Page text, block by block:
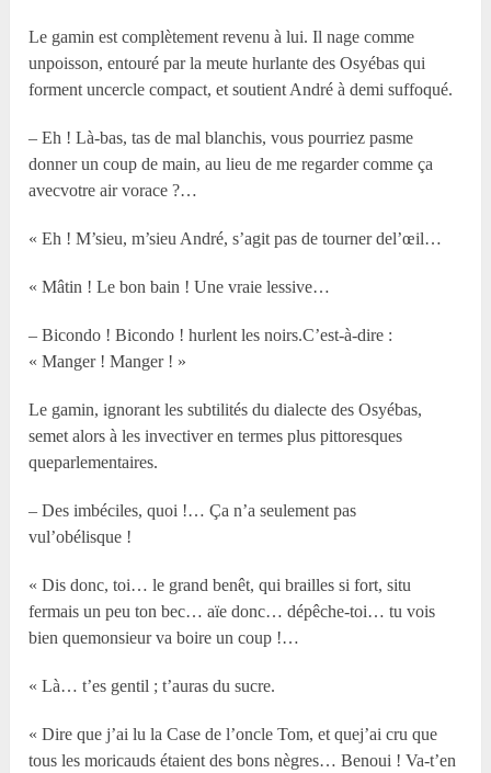
Le gamin est complètement revenu à lui. Il nage comme
unpoisson, entouré par la meute hurlante des Osyébas qui
forment uncercle compact, et soutient André à demi suffoqué.
– Eh ! Là-bas, tas de mal blanchis, vous pourriez pasme
donner un coup de main, au lieu de me regarder comme ça
avecvotre air vorace ?…
« Eh ! M’sieu, m’sieu André, s’agit pas de tourner del’œil…
« Mâtin ! Le bon bain ! Une vraie lessive…
– Bicondo ! Bicondo ! hurlent les noirs.C’est-à-dire :
« Manger ! Manger ! »
Le gamin, ignorant les subtilités du dialecte des Osyébas,
semet alors à les invectiver en termes plus pittoresques
queparlementaires.
– Des imbéciles, quoi !… Ça n’a seulement pas
vul’obélisque !
« Dis donc, toi… le grand benêt, qui brailles si fort, situ
fermais un peu ton bec… aïe donc… dépêche-toi… tu vois
bien quemonsieur va boire un coup !…
« Là… t’es gentil ; t’auras du sucre.
« Dire que j’ai lu la Case de l’oncle Tom, et quej’ai cru que
tous les moricauds étaient des bons nègres… Benoui ! Va-t’en